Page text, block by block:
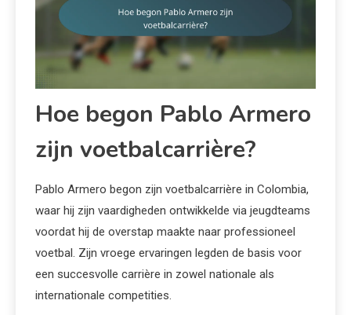
Hoe begon Pablo Armero
zijn voetbalcarrière?
Pablo Armero begon zijn voetbalcarrière in Colombia,
waar hij zijn vaardigheden ontwikkelde via jeugdteams
voordat hij de overstap maakte naar professioneel
voetbal. Zijn vroege ervaringen legden de basis voor
een succesvolle carrière in zowel nationale als
internationale competities.